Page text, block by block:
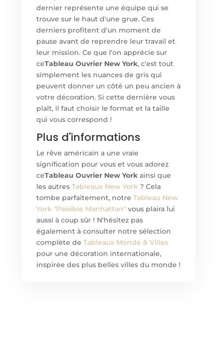
dernier représente une équipe qui se
trouve sur le haut d'une grue. Ces
derniers profitent d'un moment de
pause avant de reprendre leur travail et
leur mission. Ce que l'on apprécie sur
ceTableau Ouvrier New York, c'est tout
simplement les nuances de gris qui
peuvent donner un côté un peu ancien à
votre décoration. Si cette dernière vous
plaît, il faut choisir le format et la taille
qui vous correspond !
Plus d'informations
Le rêve américain a une vraie
signification pour vous et vous adorez
ceTableau Ouvrier New Yorkainsi que
les autres Tableaux New York? Cela
tombe parfaitement, notre Tableau New
York "Paisible Manhattan"vous plaira lui
aussi à coup sûr ! N'hésitez pas
également à consulter notre sélection
complète de Tableaux Monde & Villes
pour une décoration internationale,
inspirée des plus belles villes du monde !